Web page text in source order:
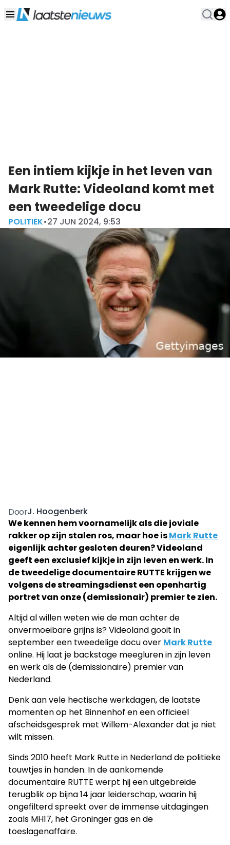
Een intiem kijkje in het leven van
Mark Rutte: Videoland komt met
een tweedelige docu
POLITIEK•27 JUN 2024, 9:53
DoorJ. Hoogenberk
We kennen hem voornamelijk als die joviale
rakker op zijn stalen ros, maar hoe isMark Rutte
eigenlijk achter gesloten deuren? Videoland
geeft een exclusief kijkje in zijn leven en werk. In
de tweedelige documentaire RUTTE krijgen we
volgens de streamingsdienst een openhartig
portret van onze (demissionair) premier te zien.
Altijd al willen weten wie de man achter de
onvermoeibare grijns is? Videoland gooit in
september een tweedelige docu over Mark Rutte
online. Hij laat je backstage meegluren in zijn leven
en werk als de (demissionaire) premier van
Nederland.
Denk aan vele hectische werkdagen, de laatste
momenten op het Binnenhof en een officieel
afscheidsgesprek met Willem-Alexander dat je niet
wilt missen.
Sinds 2010 heeft Mark Rutte in Nederland de politieke
touwtjes in handen. In de aankomende
documentaire RUTTE werpt hij een uitgebreide
terugblik op bijna 14 jaar leiderschap, waarin hij
ongefilterd spreekt over de immense uitdagingen
zoals MH17, het Groninger gas en de
toeslagenaffaire.